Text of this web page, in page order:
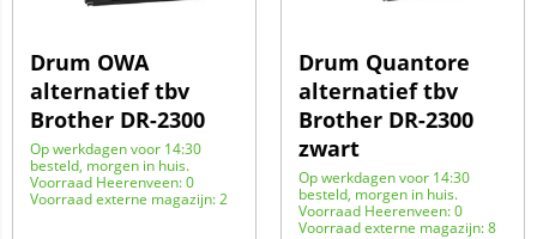
Drum OWA
alternatief tbv
Brother DR-2300
Op werkdagen voor 14:30
besteld, morgen in huis.
Voorraad Heerenveen: 0
Voorraad externe magazijn: 2
Drum Quantore
alternatief tbv
Brother DR-2300
zwart
Op werkdagen voor 14:30
besteld, morgen in huis.
Voorraad Heerenveen: 0
Voorraad externe magazijn: 8